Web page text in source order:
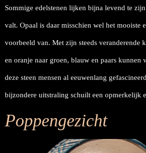
Sommige edelstenen lijken bijna levend te
valt. Opaal is daar misschien wel het mooiste
voorbeeld van. Met zijn steeds veranderende
en oranje naar groen, blauw en paars kunnen
deze steen mensen al eeuwenlang
bijzondere uitstraling schuilt een opmerkelijk
Poppengezicht